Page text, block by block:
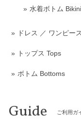
水着ボトム
ドレス ／ ワンピー
トップス Tops
ボトム Bottoms
Guide ご利用ガ